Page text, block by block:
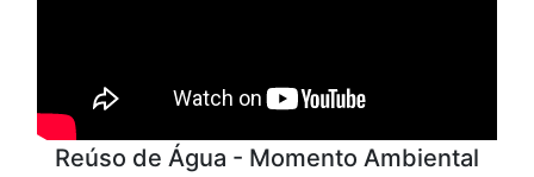
Reúso de Água - Momento Ambiental